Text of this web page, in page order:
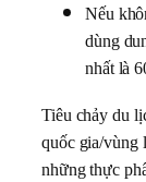
Nếu
dùng
nhất là
Tiêu chảy du
quốc gia/vùng
những thực